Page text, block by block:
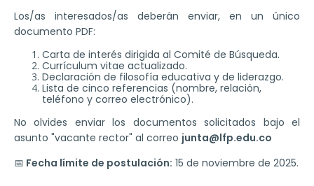
Los/as interesados/as deberán enviar, en un único
documento PDF:
Carta de interés dirigida al Comité de Búsqueda.
Currículum vitae actualizado.
Declaración de filosofía educativa y de liderazgo.
Lista de cinco referencias (nombre, relación,
teléfono y correo electrónico).
No olvides enviar los documentos solicitados bajo el
asunto "vacante rector" al correo junta@lfp.edu.co
📅 Fecha límite de postulación: 15 de noviembre de 2025.